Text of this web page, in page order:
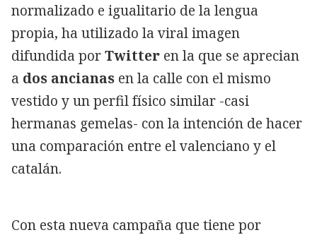
normalizado e igualitario de la lengua
propia, ha utilizado la viral imagen
difundida porTwitter en la que se aprecian
a dos ancianas en la calle con el mismo
vestido y un perfil físico similar -casi
hermanas gemelas- con la intención de hacer
una comparación entre el valenciano y el
catalán.
Con esta nueva campaña que tiene por